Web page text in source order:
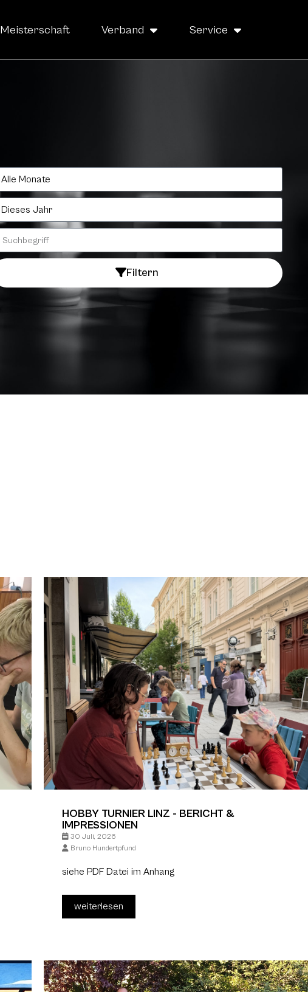
Meisterschaft Verband Service
Filtern
HOBBY TURNIER LINZ - BERICHT &
IMPRESSIONEN
30 Juli, 2026
Bruno Hundertpfund
siehe PDF Datei im Anhang
weiterlesen